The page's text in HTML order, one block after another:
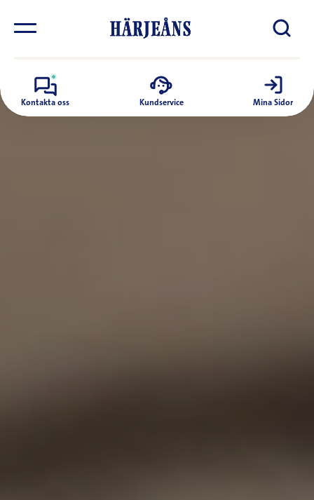
Kontakta oss Kundservice Mina Sidor